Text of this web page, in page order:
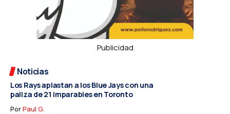
Publicidad
Noticias
Los Rays aplastan a los Blue Jays con una
paliza de 21 imparables en Toronto
PorPaul G.